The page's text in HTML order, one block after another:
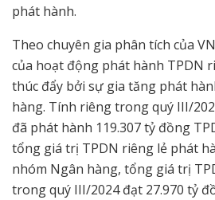
phát hành.
Theo chuyên gia phân tích của
của hoạt động phát hành TPDN
thúc đẩy bởi sự gia tăng phát
hàng. Tính riêng trong quý III/
đã phát hành 119.307 tỷ đồng
tổng giá trị TPDN riêng lẻ phát
nhóm Ngân hàng, tổng giá trị
trong quý III/2024 đạt 27.970 tỷ